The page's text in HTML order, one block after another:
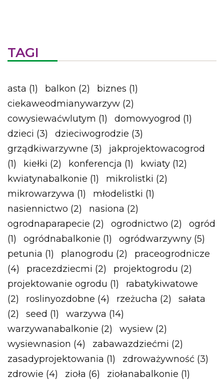
TAGI
asta (1) balkon (2) biznes (1)
ciekaweodmianywarzyw (2)
cowysiewaćwlutym (1) domowyogrod (1)
dzieci (3) dzieciwogrodzie (3)
grządkiwarzywne (3)
jakprojektowacogrod
(1)
kiełki (2) konferencja (1) kwiaty (12)
kwiatynabalkonie (1) mikrolistki (2)
mikrowarzywa (1) młodelistki (1)
nasiennictwo (2) nasiona (2)
ogrodnaparapecie (2) ogrodnictwo (2)
ogród
(1)
ogródnabalkonie (1) ogródwarzywny (5)
petunia (1) planogrodu (2)
praceogrodnicze
(4)
pracezdziecmi (2) projektogrodu (2)
projektowanie ogrodu (1)
rabatykiwatowe
(2)
roslinyozdobne (4) rzeżucha (2)
sałata
(2)
seed (1) warzywa (14)
warzywanabalkonie (2) wysiew (2)
wysiewnasion (4) zabawazdziećmi (2)
zasadyprojektowania (1) zdroważywność (3)
zdrowie (4) zioła (6) ziołanabalkonie (1)